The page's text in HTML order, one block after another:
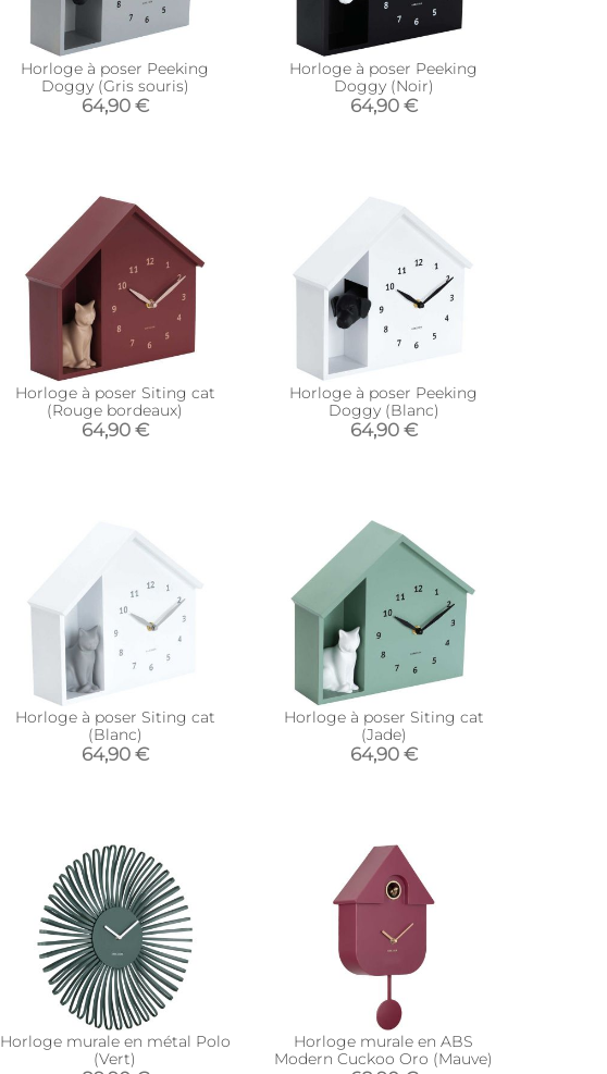
Horloge à poser Peeking
Doggy (Gris souris)
64,90 €
Horloge à poser Peeking
Doggy (Noir)
64,90 €
Horloge à poser Siting cat
(Rouge bordeaux)
64,90 €
Horloge à poser Peeking
Doggy (Blanc)
64,90 €
Horloge à poser Siting cat
(Blanc)
64,90 €
Horloge à poser Siting cat
(Jade)
64,90 €
Horloge murale en métal Polo
(Vert)
Horloge murale en ABS
Modern Cuckoo Oro (Mauve)